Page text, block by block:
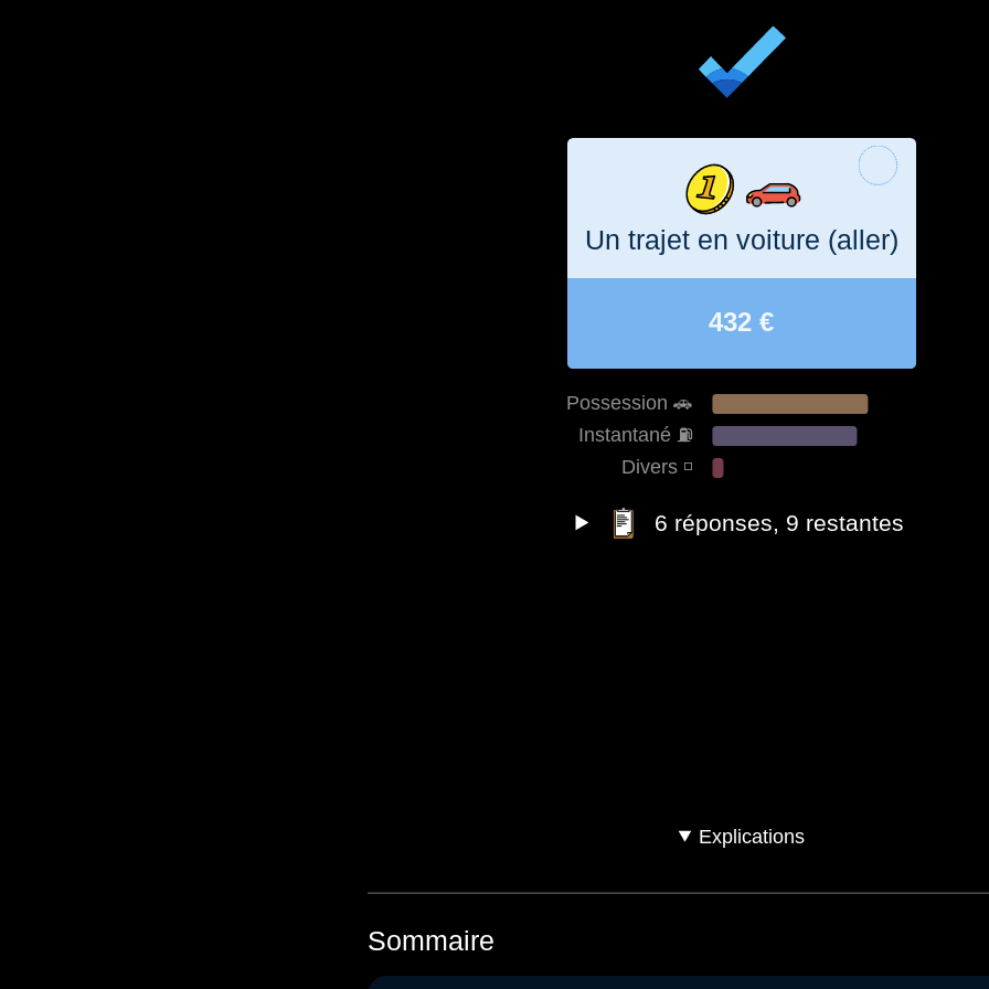
Un trajet en voiture (aller)
432 €
Possession 🚗
Instantané ⛽️
Divers ◽️
6 réponses, 9 restantes
Explications
Sommaire